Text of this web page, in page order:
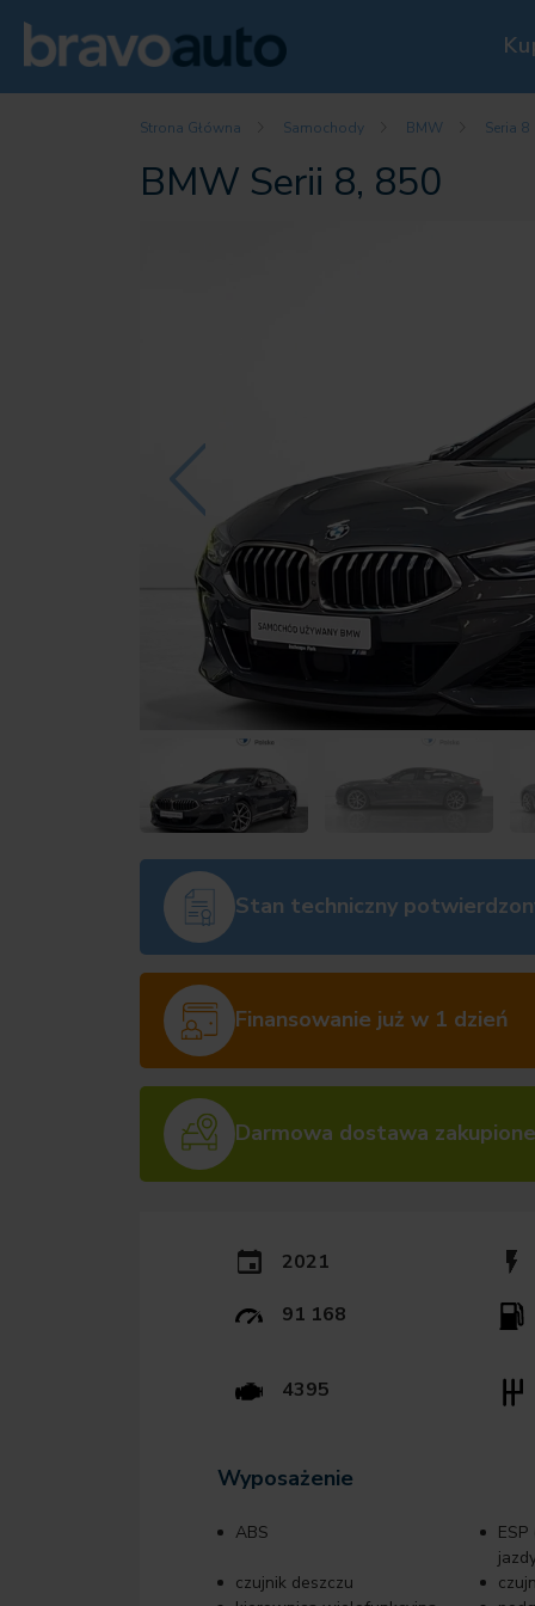
Strona Główna Samochody BMW Seria 8
BMW Serii 8, 850
Stan techniczny
Finansowanie już w 1 dzień
Darmowa dostawa
2021
91 168
4395
Wyposażenie
ABS
czujnik deszczu